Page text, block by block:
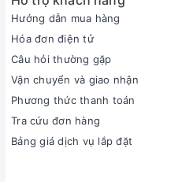
Hướng dẫn mua hàng
Hóa đơn điện tử
Câu hỏi thường gặp
Vận chuyển và giao nhận
Phương thức thanh toán
Tra cứu đơn hàng
Bảng giá dịch vụ lắp đặt